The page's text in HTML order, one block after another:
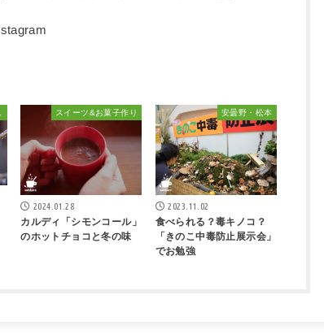
スイーツ&お菓子作り
2024.01.28
カルディ「シモンコール」
のホットチョコと冬の味
安曇野・松本
2023.11.02
食べられる？毒キノコ？
「きのこ中毒防止展示会」
でお勉強